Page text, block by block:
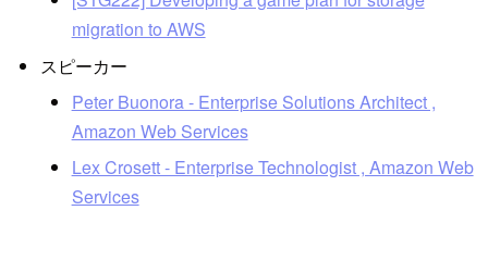
migration to AWS
スピーカー
Peter Buonora - Enterprise Solutions Architect ,
Amazon Web Services
Lex Crosett - Enterprise Technologist , Amazon Web
Services